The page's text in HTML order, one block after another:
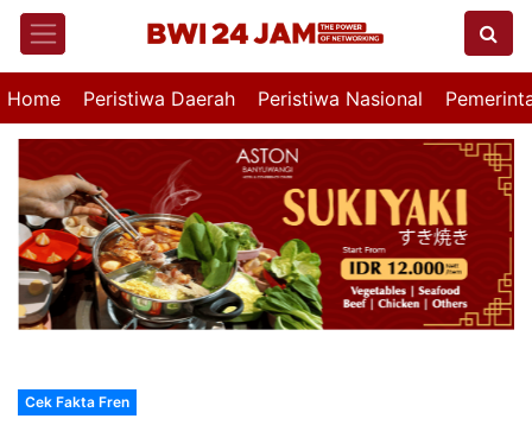
Home Peristiwa Daerah Peristiwa Nasional
Cek Fakta Fren